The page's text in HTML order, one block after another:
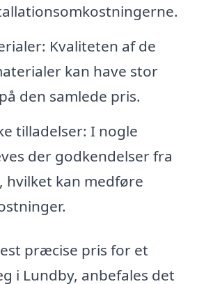
Kvaliteten af de
kan have stor
den samlede pris.
tilladelser: I nogle
der godkendelser fra
hvilket kan medføre
præcise pris for et
i Lundby, anbefales det